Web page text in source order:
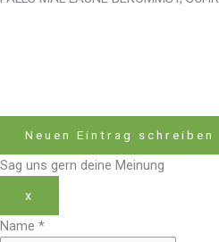
Sag uns gern deine Meinung
x
Name *